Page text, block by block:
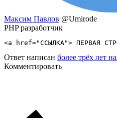
Максим Павлов @Umirode
PHP разработчик
<a href="ССЫЛКА"> ПЕРВАЯ
Ответ написан более трёх лет
Комментировать